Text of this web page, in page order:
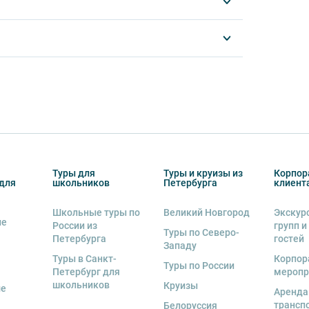
или тура. Уточняйте у
на сумму 500000 руб. (документ о
“О компании”.
Туры для
школьников
Школьные туры по
России из
Петербурга
Туры в Санкт-
Петербург для
школьников
Туры и круизы из
Петербурга
Великий Новгород
Туры по Северо-
Западу
Туры по России
Круизы
Белоруссия
групп
гостей